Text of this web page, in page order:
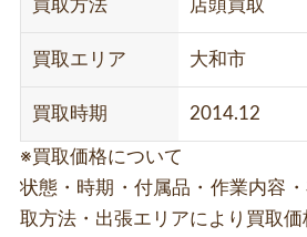
買取方法 店頭買取
買取エリア 大和市
買取時期 2014.12
※買取価格について
状態・時期・付属品・作業内容
取方法・出張エリアにより買取価